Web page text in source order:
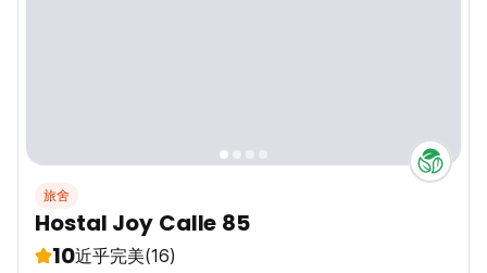
旅舍
Hostal Joy Calle 85
10近乎完美(16)